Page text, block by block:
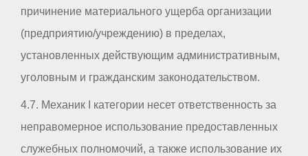
причинение материального ущерба организации
(предприятию/учреждению) в пределах,
установленных действующим административным,
уголовным и гражданским законодательством.
4.7. Механик I категории несет ответственность за
неправомерное использование предоставленных
служебных полномочий, а также использование их